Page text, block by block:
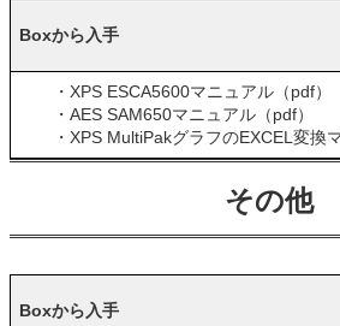
Boxから入手
・XPS ESCA5600マニュアル（pdf）
・AES SAM650マニュアル（pdf）
・XPS MultiPakグラフのEXCEL変換マ
その他
Boxから入手